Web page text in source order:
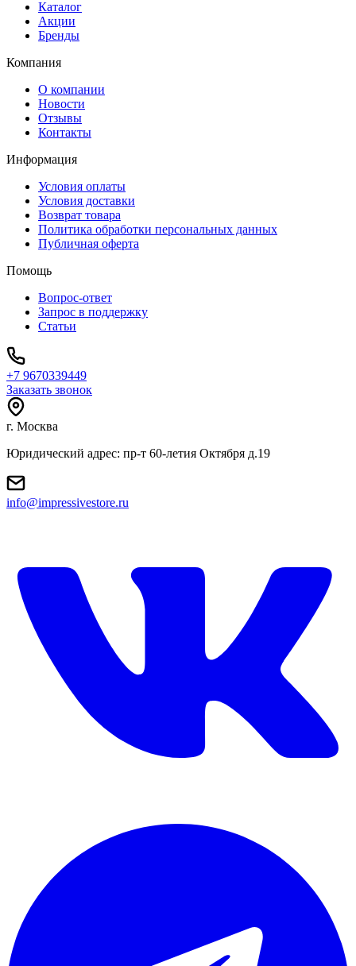
Каталог
Акции
Бренды
Компания
О компании
Новости
Отзывы
Контакты
Информация
Условия оплаты
Условия доставки
Возврат товара
Политика обработки персональных данных
Публичная оферта
Помощь
Вопрос-ответ
Запрос в поддержку
Статьи
+7 9670339449
Заказать звонок
г. Москва
Юридический адрес: пр-т 60-летия Октября д.19
info@impressivestore.ru